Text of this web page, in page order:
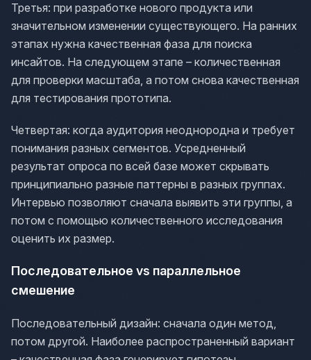
Третья: при разработке нового продукта или
значительном изменении существующего. На ранних
этапах нужна качественная фаза для поиска
инсайтов. На следующем этапе – количественная
для проверки масштаба, а потом снова качественная
для тестирования прототипа.
Четвертая: когда аудитория неоднородна и требует
понимания разных сегментов. Усредненный
результат опроса по всей базе может скрывать
принципиально разные паттерны в разных группах.
Интервью позволяют сначала выявить эти группы, а
потом с помощью количественного исследования
оценить их размер.
Последовательное vs параллельное
смешение
Последовательный дизайн: сначала один метод,
потом другой. Наиболее распространенный вариант